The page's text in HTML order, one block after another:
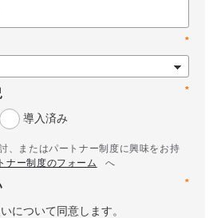
*
*
導入済み
、またはパートナー制度に興味をお持
ナー制度のフォーム
へ
*
について同意します。